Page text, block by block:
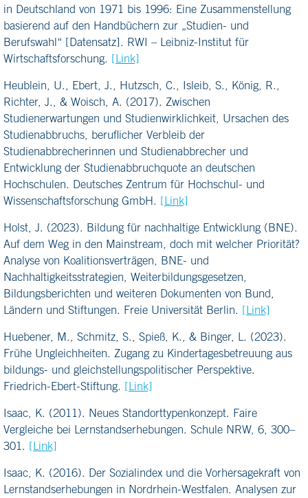
in Deutschland von 1971 bis 1996: Eine Zusammenstellung
basierend auf den Handbüchern zur „Studien- und
Berufswahl“ [Datensatz]. RWI – Leibniz-Institut für
Wirtschaftsforschung. [Link]
Heublein, U., Ebert, J., Hutzsch, C., Isleib, S., König, R.,
Richter, J., & Woisch, A. (2017). Zwischen
Studienerwartungen und Studienwirklichkeit, Ursachen des
Studienabbruchs, beruflicher Verbleib der
Studienabbrecherinnen und Studienabbrecher und
Entwicklung der Studienabbruchquote an deutschen
Hochschulen. Deutsches Zentrum für Hochschul- und
Wissenschaftsforschung GmbH. [Link]
Holst, J. (2023). Bildung für nachhaltige Entwicklung (BNE).
Auf dem Weg in den Mainstream, doch mit welcher Priorität?
Analyse von Koalitionsverträgen, BNE- und
Nachhaltigkeitsstrategien, Weiterbildungsgesetzen,
Bildungsberichten und weiteren Dokumenten von Bund,
Ländern und Stiftungen. Freie Universität Berlin. [Link]
Huebener, M., Schmitz, S., Spieß, K., & Binger, L. (2023).
Frühe Ungleichheiten. Zugang zu Kindertagesbetreuung aus
bildungs- und gleichstellungspolitischer Perspektive.
Friedrich-Ebert-Stiftung. [Link]
Isaac, K. (2011). Neues Standorttypenkonzept. Faire
Vergleiche bei Lernstandserhebungen. Schule NRW, 6, 300–
301. [Link]
Isaac, K. (2016). Der Sozialindex und die Vorhersagekraft von
Lernstandserhebungen in Nordrhein-Westfalen. Analysen zur